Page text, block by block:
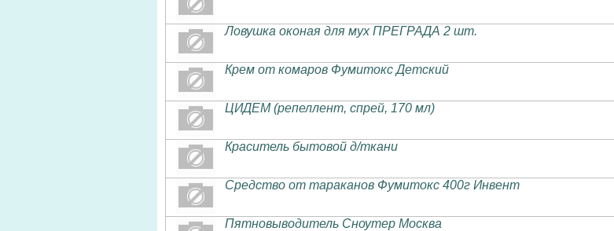
Ловушка оконая для мух ПРЕГРАДА 2 шт.
Крем от комаров Фумитокс Детский
ЦИДЕМ (репеллент, спрей, 170 мл)
Краситель бытовой д/ткани
Средство от тараканов Фумитокс 400г Инвент
Пятновыводитель Сноутер Москва